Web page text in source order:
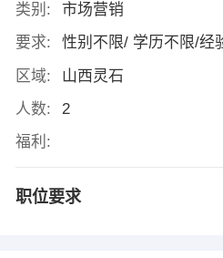
类别:
市场营销
要求:
性别不限/ 学历不限/经
区域:
山西灵石
人数:
2
福利:
职位要求